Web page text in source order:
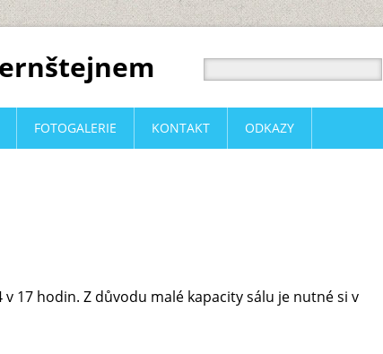
17 hodin. Z důvodu malé kapacity sálu je nutné si v
FOTOGALERIE KONTAKT ODKAZY